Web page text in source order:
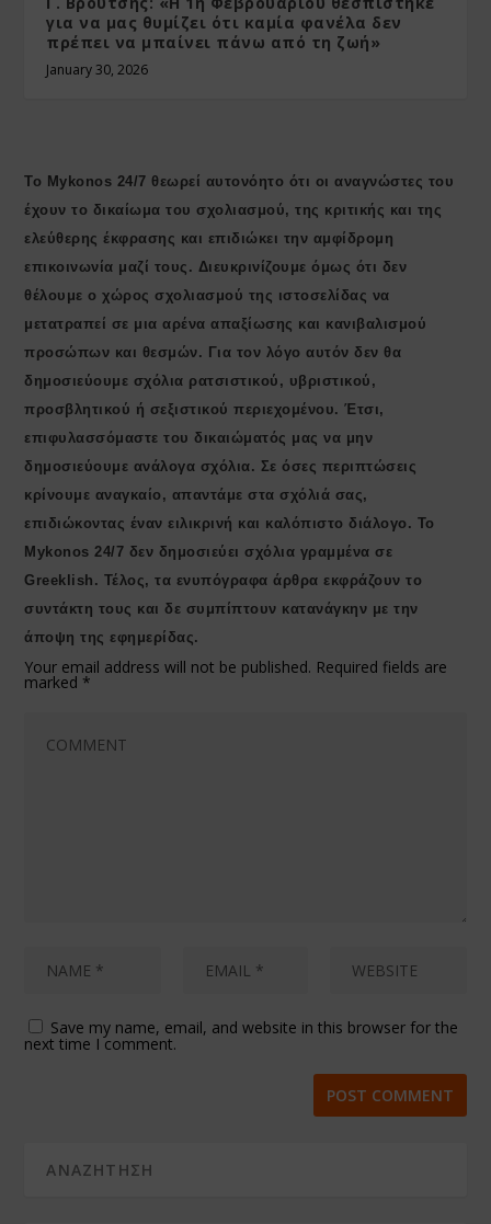
για να μας θυμίζει ότι καμία φανέλα δεν
πρέπει να μπαίνει πάνω από τη ζωή»
January 30, 2026
Το Mykonos 24/7 θεωρεί αυτονόητο ότι οι αναγνώστες του
έχουν το δικαίωμα του σχολιασμού, της κριτικής και της
ελεύθερης έκφρασης και επιδιώκει την αμφίδρομη
επικοινωνία μαζί τους. Διευκρινίζουμε όμως ότι δεν
θέλουμε ο χώρος σχολιασμού της ιστοσελίδας να
μετατραπεί σε μια αρένα απαξίωσης και κανιβαλισμού
προσώπων και θεσμών. Για τον λόγο αυτόν δεν θα
δημοσιεύουμε σχόλια ρατσιστικού, υβριστικού,
προσβλητικού ή σεξιστικού περιεχομένου. Έτσι,
επιφυλασσόμαστε του δικαιώματός μας να μην
δημοσιεύουμε ανάλογα σχόλια. Σε όσες περιπτώσεις
κρίνουμε αναγκαίο, απαντάμε στα σχόλιά σας,
επιδιώκοντας έναν ειλικρινή και καλόπιστο διάλογο. Το
Μykonos 24/7 δεν δημοσιεύει σχόλια γραμμένα σε
Greeklish. Τέλος, τα ενυπόγραφα άρθρα εκφράζουν το
συντάκτη τους και δε συμπίπτουν κατανάγκην με την
άποψη της εφημερίδας.
Your email address will not be published. Required fields are
marked *
Save my name, email, and website in this browser for the
next time I comment.